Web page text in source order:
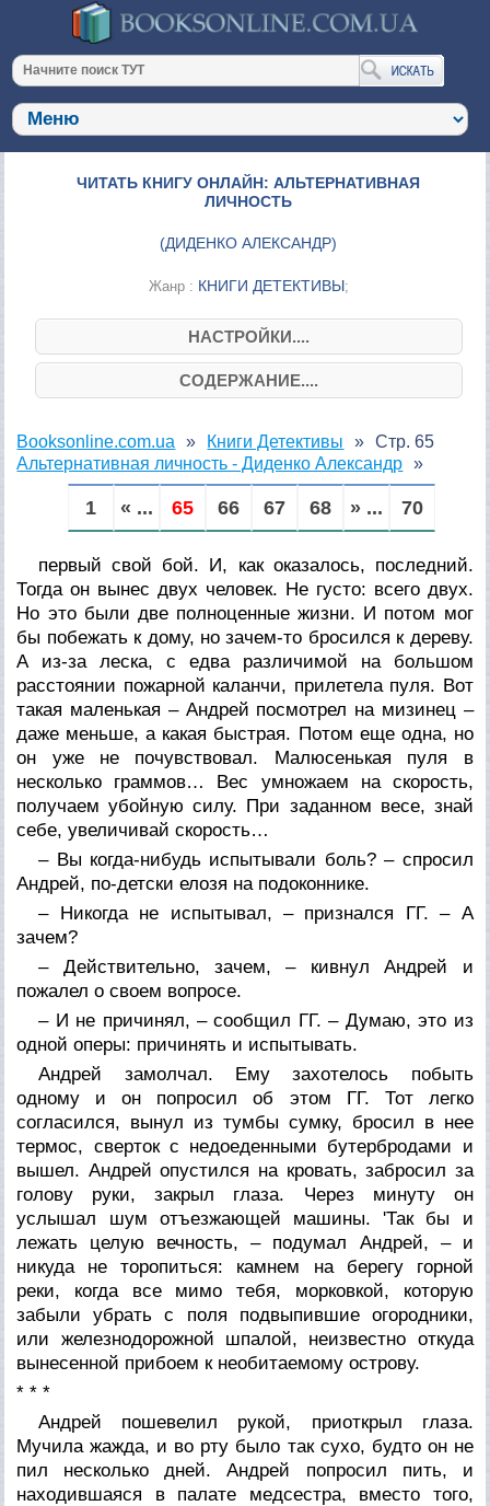
ЧИТАТЬ КНИГУ ОНЛАЙН: АЛЬТЕРНАТИВНАЯ
ЛИЧНОСТЬ
(ДИДЕНКО АЛЕКСАНДР)
Жанр : КНИГИ ДЕТЕКТИВЫ;
НАСТРОЙКИ....
СОДЕРЖАНИЕ....
Booksonline.com.ua
Книги Детективы
Альтернативная личность - Диденко Александр
Стр. 65
1 « ... 65 66 67 68 » ... 70
первый свой бой. И, как оказалось, последний.
Тогда он вынес двух человек. Не густо: всего двух.
Но это были две полноценные жизни. И потом мог
бы побежать к дому, но зачем-то бросился к дереву.
А из-за леска, с едва различимой на большом
расстоянии пожарной каланчи, прилетела пуля. Вот
такая маленькая – Андрей посмотрел на мизинец –
даже меньше, а какая быстрая. Потом еще одна, но
он уже не почувствовал. Малюсенькая пуля в
несколько граммов… Вес умножаем на скорость,
получаем убойную силу. При заданном весе, знай
себе, увеличивай скорость…
– Вы когда-нибудь испытывали боль? – спросил
Андрей, по-детски елозя на подоконнике.
– Никогда не испытывал, – признался ГГ. – А
зачем?
– Действительно, зачем, – кивнул Андрей и
пожалел о своем вопросе.
– И не причинял, – сообщил ГГ. – Думаю, это из
одной оперы: причинять и испытывать.
Андрей замолчал. Ему захотелось побыть
одному и он попросил об этом ГГ. Тот легко
согласился, вынул из тумбы сумку, бросил в нее
термос, сверток с недоеденными бутербродами и
вышел. Андрей опустился на кровать, забросил за
голову руки, закрыл глаза. Через минуту он
услышал шум отъезжающей машины. 'Так бы и
лежать целую вечность, – подумал Андрей, – и
никуда не торопиться: камнем на берегу горной
реки, когда все мимо тебя, морковкой, которую
забыли убрать с поля подвыпившие огородники,
или железнодорожной шпалой, неизвестно откуда
вынесенной прибоем к необитаемому острову.
* * *
Андрей пошевелил рукой, приоткрыл глаза.
Мучила жажда, и во рту было так сухо, будто он не
пил несколько дней. Андрей попросил пить, и
находившаяся в палате медсестра, вместо того,